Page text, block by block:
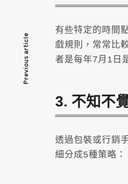
有些特定的時間
戲規則，常常比
者是每年7月1日
3. 不知不
透過包裝或行銷
細分成5種策略：
Previous article